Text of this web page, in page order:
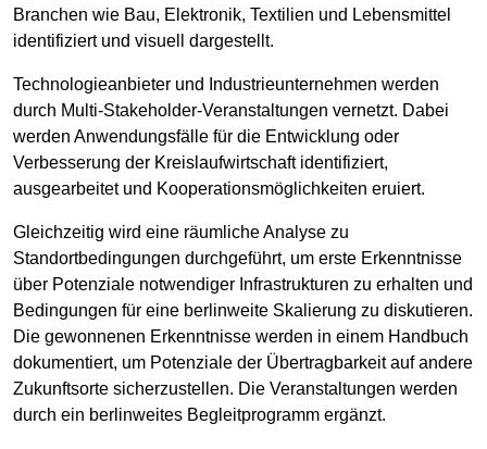
Branchen wie Bau, Elektronik, Textilien und Lebensmittel
identifiziert und visuell dargestellt.
Technologieanbieter und Industrieunternehmen werden
durch Multi-Stakeholder-Veranstaltungen vernetzt. Dabei
werden Anwendungsfälle für die Entwicklung oder
Verbesserung der Kreislaufwirtschaft identifiziert,
ausgearbeitet und Kooperationsmöglichkeiten eruiert.
Gleichzeitig wird eine räumliche Analyse zu
Standortbedingungen durchgeführt, um erste Erkenntnisse
über Potenziale notwendiger Infrastrukturen zu erhalten und
Bedingungen für eine berlinweite Skalierung zu diskutieren.
Die gewonnenen Erkenntnisse werden in einem Handbuch
dokumentiert, um Potenziale der Übertragbarkeit auf andere
Zukunftsorte sicherzustellen. Die Veranstaltungen werden
durch ein berlinweites Begleitprogramm ergänzt.